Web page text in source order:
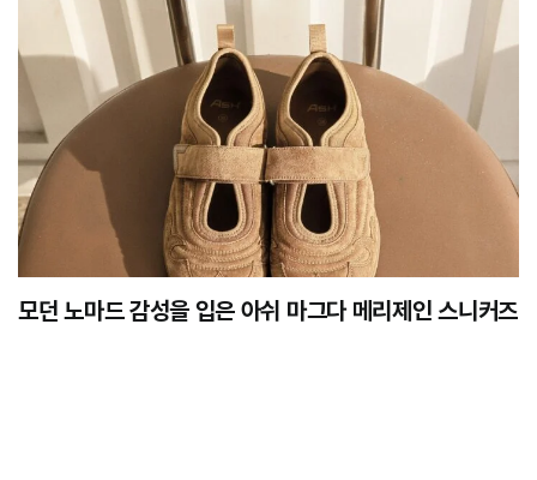
모던 노마드 감성을 입은 아쉬 마그다 메리제인 스니커즈